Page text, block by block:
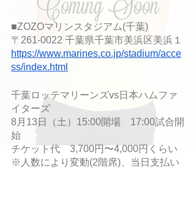
■ZOZOマリンスタジアム(千葉)
〒261-0022 千葉県千葉市美浜区美浜１
https://www.marines.co.jp/stadium/acce
ss/index.html
千葉ロッテマリーンズvs日本ハムファ
イターズ
8月13日（土）15:00開場　17:00試合開
始
チケット代　3,700円〜4,000円くらい
※人数により変動(2階席)、当日支払い